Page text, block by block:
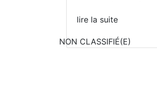
lire la suite
NON CLASSIFIÉ(E)